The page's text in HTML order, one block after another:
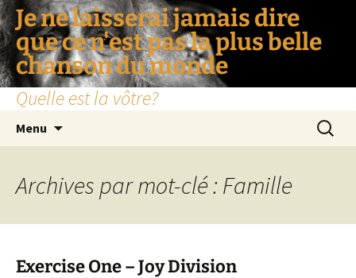
Je ne laisserai jamais dire
que ce n'est pas la plus belle
chanson du monde
Quelle est la vôtre?
Menu
Archives par mot-clé : Famille
Exercise One – Joy Division